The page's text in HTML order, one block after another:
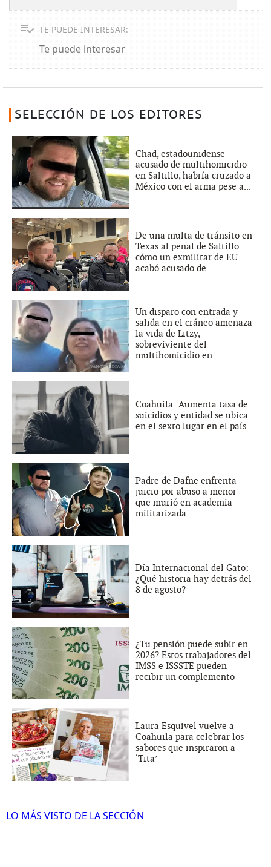
TE PUEDE INTERESAR:
Te puede interesar
SELECCIÓN DE LOS EDITORES
Chad, estadounidense
acusado de multihomicidio
en Saltillo, habría cruzado a
México con el arma pese a...
De una multa de tránsito en
Texas al penal de Saltillo:
cómo un exmilitar de EU
acabó acusado de...
Un disparo con entrada y
salida en el cráneo amenaza
la vida de Litzy,
sobreviviente del
multihomicidio en...
Coahuila: Aumenta tasa de
suicidios y entidad se ubica
en el sexto lugar en el país
Padre de Dafne enfrenta
juicio por abuso a menor
que murió en academia
militarizada
Día Internacional del Gato:
¿Qué historia hay detrás del
8 de agosto?
¿Tu pensión puede subir en
2026? Estos trabajadores del
IMSS e ISSSTE pueden
recibir un complemento
Laura Esquivel vuelve a
Coahuila para celebrar los
sabores que inspiraron a
‘Tita’
LO MÁS VISTO DE LA SECCIÓN